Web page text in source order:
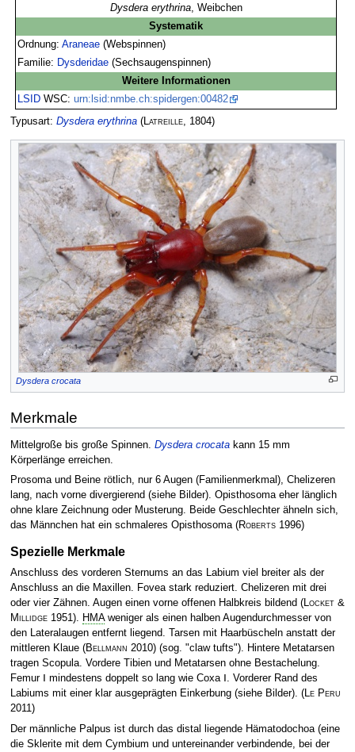
Dysdera erythrina, Weibchen
Systematik
Ordnung:Araneae (Webspinnen)
Familie: Dysderidae (Sechsaugenspinnen)
Weitere Informationen
LSID WSC:urn:lsid:nmbe.ch:spidergen:00482
Typusart: Dysdera erythrina(Latreille, 1804)
Dysdera crocata
Merkmale
Mittelgroße bis große Spinnen. Dysdera crocatakann 15 mm
Körperlänge erreichen.
Prosoma und Beine rötlich, nur 6 Augen (Familienmerkmal), Chelizeren
lang, nach vorne divergierend (siehe Bilder). Opisthosoma eher länglich
ohne klare Zeichnung oder Musterung. Beide Geschlechter ähneln sich,
das Männchen hat ein schmaleres Opisthosoma (Roberts1996)
Spezielle Merkmale
Anschluss des vorderen Sternums an das Labium viel breiter als der
Anschluss an die Maxillen. Fovea stark reduziert. Chelizeren mit drei
oder vier Zähnen. Augen einen vorne offenen Halbkreis bildend (Locket &
Millidge1951). HMAweniger als einen halben Augendurchmesser von
den Lateralaugen entfernt liegend. Tarsen mit Haarbüscheln anstatt der
mittleren Klaue (Bellmann 2010)(sog. "claw tufts"). Hintere Metatarsen
tragen Scopula. Vordere Tibien und Metatarsen ohne Bestachelung.
Femur Ⅰ mindestens doppelt so lang wie Coxa Ⅰ. Vorderer Rand des
Labiums mit einer klar ausgeprägten Einkerbung (siehe Bilder). (Le Peru
2011)
Der männliche Palpus ist durch das distal liegende Hämatodochoa (eine
die Sklerite mit dem Cymbium und untereinander verbindende, bei der